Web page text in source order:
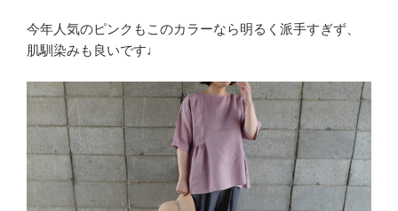
今年人気のピンクもこのカラーなら明るく派手すぎず、
肌馴染みも良いです♩